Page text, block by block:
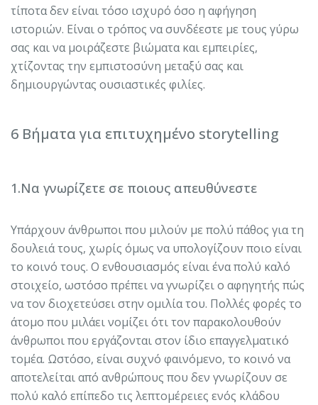
τίποτα δεν είναι τόσο ισχυρό όσο η αφήγηση
ιστοριών. Είναι ο τρόπος να συνδέεστε με τους γύρω
σας και να μοιράζεστε βιώματα και εμπειρίες,
χτίζοντας την εμπιστοσύνη μεταξύ σας και
δημιουργώντας ουσιαστικές φιλίες.
6 Βήματα για επιτυχημένο storytelling
1.Να γνωρίζετε σε ποιους απευθύνεστε
Υπάρχουν άνθρωποι που μιλούν με πολύ πάθος για τη
δουλειά τους, χωρίς όμως να υπολογίζουν ποιο είναι
το κοινό τους. Ο ενθουσιασμός είναι ένα πολύ καλό
στοιχείο, ωστόσο πρέπει να γνωρίζει ο αφηγητής πώς
να τον διοχετεύσει στην ομιλία του. Πολλές φορές το
άτομο που μιλάει νομίζει ότι τον παρακολουθούν
άνθρωποι που εργάζονται στον ίδιο επαγγελματικό
τομέα. Ωστόσο, είναι συχνό φαινόμενο, το κοινό να
αποτελείται από ανθρώπους που δεν γνωρίζουν σε
πολύ καλό επίπεδο τις λεπτομέρειες ενός κλάδου